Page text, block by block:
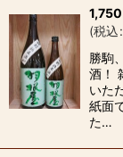
1,750
(税込:
勝駒
酒！
いた
紙面
た…